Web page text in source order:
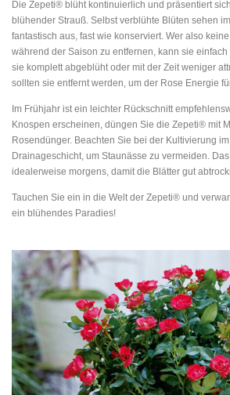
Die Zepeti® blüht kontinuierlich und präsentiert
blühender Strauß. Selbst verblühte Blüten sehen
fantastisch aus, fast wie konserviert. Wer also
während der Saison zu entfernen, kann sie
sie komplett abgeblüht oder mit der Zeit weniger
sollten sie entfernt werden, um der Rose Energie
Im Frühjahr ist ein leichter Rückschnitt
Knospen erscheinen, düngen Sie die Zepeti® mit
Rosendünger. Beachten Sie bei der Kultivierung
Drainageschicht, um Staunässe zu vermeiden.
idealerweise morgens, damit die Blätter gut
Tauchen Sie ein in die Welt der Zepeti® und
ein blühendes Paradies!